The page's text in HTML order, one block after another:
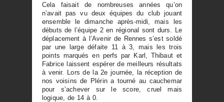
Cela faisait de nombreuses années qu’on
n’avait pas vu deux équipes du club jouant
ensemble le dimanche après-midi, mais les
débuts de l’équipe 2 en régional sont durs. Le
déplacement à l’Avenir de Rennes s’est soldé
par une large défaite 11 à 3, mais les trois
points marqués en perfs par Karl, Thibaut et
Fabrice laissent espérer de meilleurs résultats
à venir. Lors de la 2e journée, la réception de
nos voisins de Plérin a tourné au cauchemar
pour s’achever sur le score, cruel mais
logique, de 14 à 0.